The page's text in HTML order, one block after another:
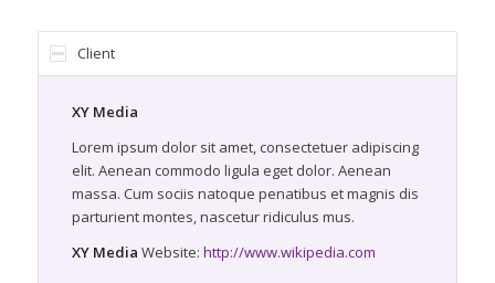
Client
XY Media
Lorem ipsum dolor sit amet, consectetuer adipiscing
elit. Aenean commodo ligula eget dolor. Aenean
massa. Cum sociis natoque penatibus et magnis dis
parturient montes, nascetur ridiculus mus.
XY Media Website: http://www.wikipedia.com